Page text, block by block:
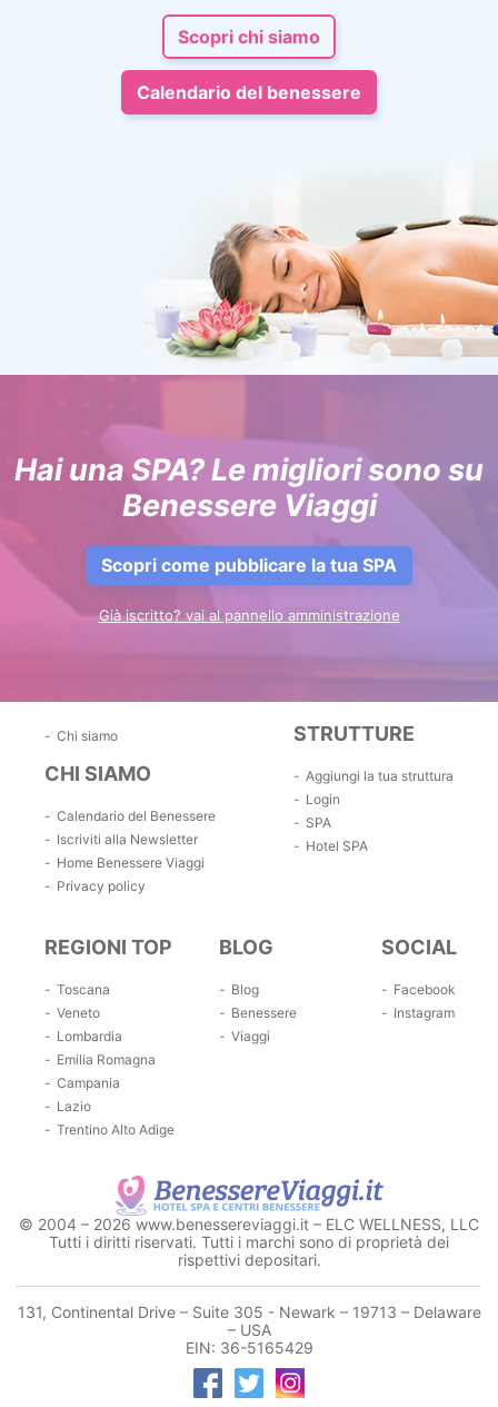
Scopri chi siamo
Calendario del benessere
Hai una SPA? Le migliori sono su
Benessere Viaggi
Scopri come pubblicare la tua SPA
Già iscritto? vai al pannello amministrazione
Chi siamo
CHI SIAMO
Calendario del Benessere
Iscriviti alla Newsletter
Home Benessere Viaggi
Privacy policy
STRUTTURE
Aggiungi la tua struttura
Login
SPA
Hotel SPA
REGIONI TOP
Toscana
Veneto
Lombardia
Emilia Romagna
Campania
Lazio
Trentino Alto Adige
BLOG
Blog
Benessere
Viaggi
SOCIAL
Facebook
Instagram
© 2004 – 2026 www.benessereviaggi.it – ELC WELLNESS, LLC
Tutti i diritti riservati. Tutti i marchi sono di proprietà dei
rispettivi depositari.
131, Continental Drive – Suite 305 - Newark – 19713 – Delaware
– USA
EIN: 36-5165429